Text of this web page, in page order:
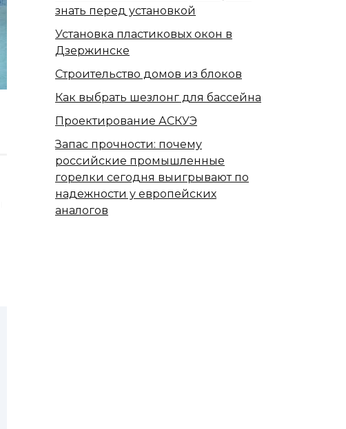
знать перед установкой
Установка пластиковых окон в
Дзержинске
Строительство домов из блоков
Как выбрать шезлонг для бассейна
Проектирование АСКУЭ
Запас прочности: почему
российские промышленные
горелки сегодня выигрывают по
надежности у европейских
аналогов